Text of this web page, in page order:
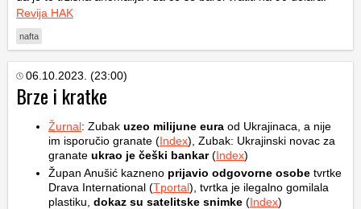
Revija HAK
nafta
06.10.2023. (23:00)
Brze i kratke
Žurnal: Zubak uzeo milijune eura od Ukrajinaca, a nije
im isporučio granate (Index), Zubak: Ukrajinski novac za
granate ukrao je češki bankar(Index)
Župan Anušić kazneno prijavio odgovorne osobe tvrtke
Drava International (Tportal), tvrtka je ilegalno gomilala
plastiku, dokaz su satelitske snimke (Index)